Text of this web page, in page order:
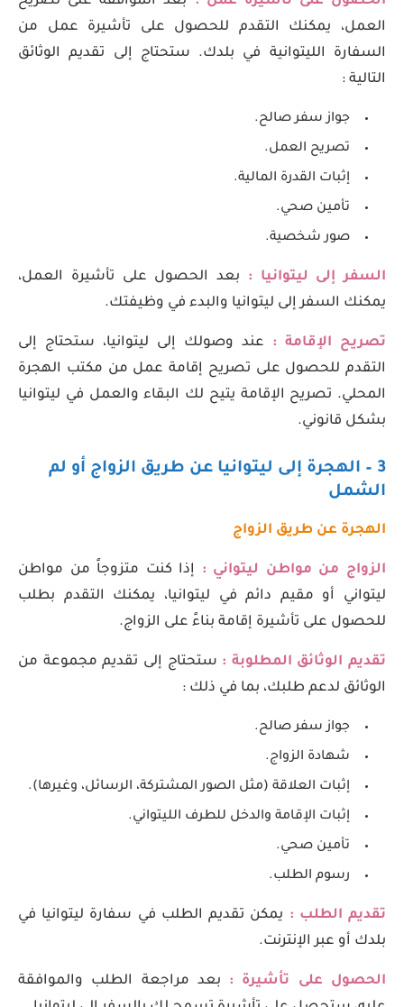
العمل، يمكنك التقدم للحصول على تأشيرة عمل من
السفارة الليتوانية في بلدك. ستحتاج إلى تقديم الوثائق
التالية :
جواز سفر صالح.
تصريح العمل.
إثبات القدرة المالية.
تأمين صحي.
صور شخصية.
السفر إلى ليتوانيا : بعد الحصول على تأشيرة العمل،
يمكنك السفر إلى ليتوانيا والبدء في وظيفتك.
تصريح الإقامة : عند وصولك إلى ليتوانيا، ستحتاج إلى
التقدم للحصول على تصريح إقامة عمل من مكتب الهجرة
المحلي. تصريح الإقامة يتيح لك البقاء والعمل في ليتوانيا
بشكل قانوني.
3 – الهجرة إلى ليتوانيا عن طريق الزواج
أو لم
الشمل
الهجرة عن طريق الزواج
الزواج من مواطن ليتواني : إذا كنت متزوجاً من مواطن
ليتواني أو مقيم دائم في ليتوانيا، يمكنك التقدم بطلب
للحصول على تأشيرة إقامة بناءً على الزواج.
تقديم الوثائق المطلوبة : ستحتاج إلى تقديم مجموعة من
الوثائق لدعم طلبك، بما في ذلك :
جواز سفر صالح.
شهادة الزواج.
إثبات العلاقة (مثل الصور المشتركة، الرسائل، وغيرها).
إثبات الإقامة والدخل للطرف الليتواني.
تأمين صحي.
رسوم الطلب.
تقديم الطلب : يمكن تقديم الطلب في سفارة ليتوانيا في
بلدك أو عبر الإنترنت.
الحصول على تأشيرة :
بعد مراجعة الطلب والموافقة